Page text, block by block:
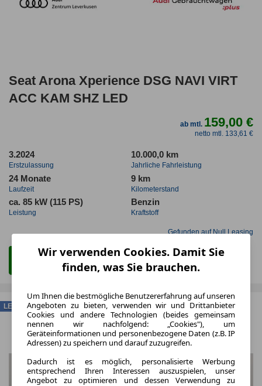
Seat Arona Xperience DSG NAVI VIRT
ACC KAM SHZ LED
ab mtl. 159,00 €
netto mtl. 133,61 €
3.2024
Erstzulassung
10.000,0 km
Jahrliche Fahrleistung
24 Monate
Laufzeit
9 km
Kilometerstand
ca. 85 kW (115 PS)
Leistung
Benzin
Kraftstoff
Gefunden auf Null Leasing
LEASING
Wir verwenden Cookies. Damit Sie
finden, was Sie brauchen.
Um Ihnen die bestmögliche Benutzererfahrung auf unseren
Angeboten zu bieten, verwenden wir und Drittanbieter
Cookies und andere Technologien (beides gemeinsam
nennen wir nachfolgend: „Cookies"), um
Geräteinformationen und personenbezogene Daten (z.B. IP
Adressen) zu speichern und darauf zuzugreifen.
Dadurch ist es möglich, personalisierte Werbung
entsprechend Ihren Interessen auszuspielen, unser
Angebot zu optimieren und dessen Verwendung zu